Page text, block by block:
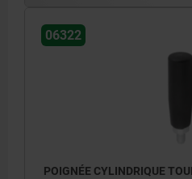
06322
POIGNÉE CYLINDRIQUE